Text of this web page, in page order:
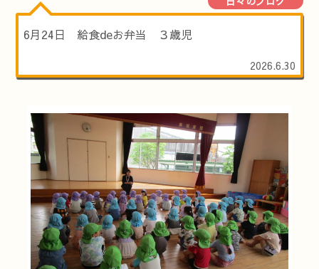
6月24日 給食deお弁当 ３歳児
2026.6.30